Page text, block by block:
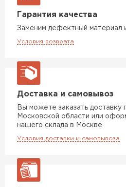
Гарантия качества
Заменим дефектный материал
Условия возврата
Доставка и самовывоз
Вы можете заказать доставку
Московской области или
нашего склада в Москве
Условия доставки и самовывоза